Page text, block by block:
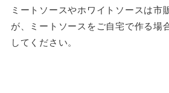
ミートソースやホワイトソースは市
が、ミートソースをご自宅で作る場
してください。